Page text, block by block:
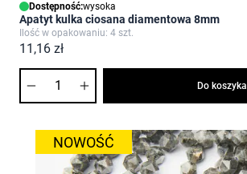
Dostępność:wysoka
Apatyt kulka ciosana diamentowa 8mm
Ilość w opakowaniu: 4 szt.
11,16 zł
Do koszyka
NOWOŚĆ